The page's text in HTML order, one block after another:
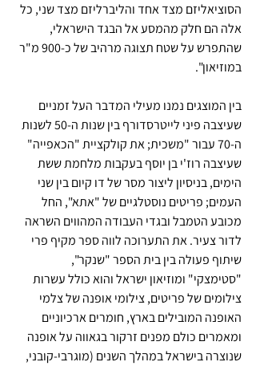
הסוציאליזם מצד אחד והליברליזם מצד שני, כל
אלה הם חלק מהמסע אל הבגד הישראלי,
שהתפרש על שטח תצוגה מרהיב של כ-900 מ"ר
במוזיאון".
בין המוצגים נמנו מעילי המדבר העל זמניים
שעיצבה פיני לייטרסדורף בין שנות ה-50 לשנות
ה-70 עבור "משכית; את קולקציית "הכאפייה"
שעיצבה רוז'י בן יוסף בעקבות מלחמת ששת
הימים, בניסיון ליצור מסר של דו קיום בין שני
העמים; פריטים נוסטלגיים של "אתא", החל
מכובע הטמבל ובגדי העבודה המהווים השראה
לדור צעיר. את התערוכה לווה ספר מקיף פרי
שיתוף פעולה בין בית הספר "שנקר",
"סטימצקי" ומוזיאון ישראל והוא כולל עשרות
צילומים של פריטים, צילומי אופנה של צלמי
האופנה המובילים בארץ, חומרים ארכיוניים
ומאמרים כולם מפנים זרקור בגאווה על אופנה
שנוצרה בישראל במהלך השנים (מוגרבי-קובני,